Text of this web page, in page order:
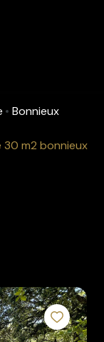
Bonnieux
m2 bonnieux